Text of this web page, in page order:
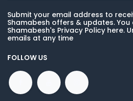
Submit your email address to
Shamabesh offers & updates. You
Shamabesh's Privacy Policy here.
emails at any time
FOLLOW US